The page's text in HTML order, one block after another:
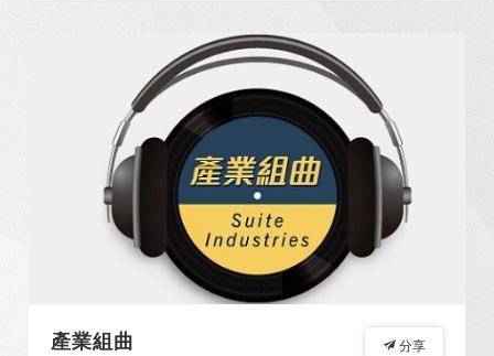
分享
產業組曲